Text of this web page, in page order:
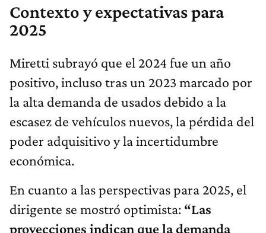
Contexto y expectativas para
2025
Miretti subrayó que el 2024 fue un año
positivo, incluso tras un 2023 marcado por
la alta demanda de usados debido a la
escasez de vehículos nuevos, la pérdida del
poder adquisitivo y la incertidumbre
económica.
En cuanto a las perspectivas para 2025, el
dirigente se mostró optimista: “Las
proyecciones indican que la demanda